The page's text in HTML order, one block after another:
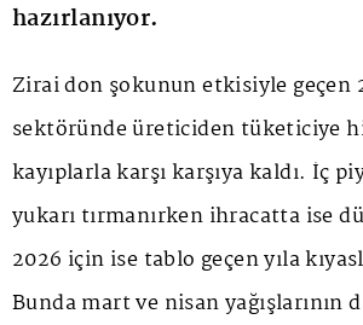
hazırlanıyor.
Zirai don şokunun etkisiyle geçen
sektöründe üreticiden tüketiciye
kayıplarla karşı karşıya kaldı. İç
yukarı tırmanırken ihracatta ise
2026 için ise tablo geçen yıla
Bunda mart ve nisan yağışlarının